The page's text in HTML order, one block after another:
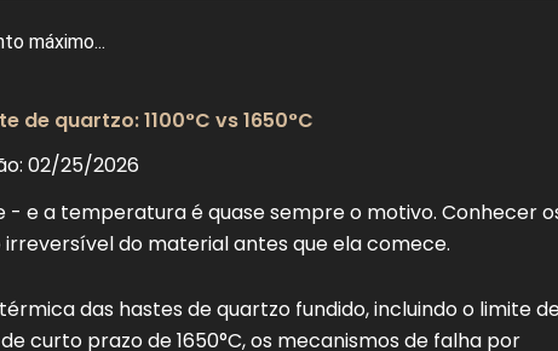
máximo...
quartzo: 1100°C vs 1650°C
02/25/2026
e a temperatura é quase sempre o motivo. Conhecer
do material antes que ela comece.
das hastes de quartzo fundido, incluindo o limite
curto prazo de 1650°C, os mecanismos de falha por